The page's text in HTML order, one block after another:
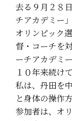
去る９月２８
チアカデミー
オリンピック
督・コーチを
ーチアカデミ
１０年来続け
私は、丹田を
と身体の操作
参加者は、オ